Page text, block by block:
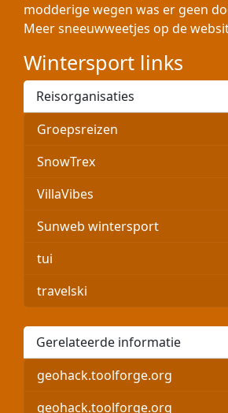
modderige wegen was er geen
Meer sneeuwweetjes op de
Wintersport links
Reisorganisaties
Groepsreizen
SnowTrex
VillaVibes
Sunweb wintersport
tui
travelski
Gerelateerde informatie
geohack.toolforge.org
geohack.toolforge.org